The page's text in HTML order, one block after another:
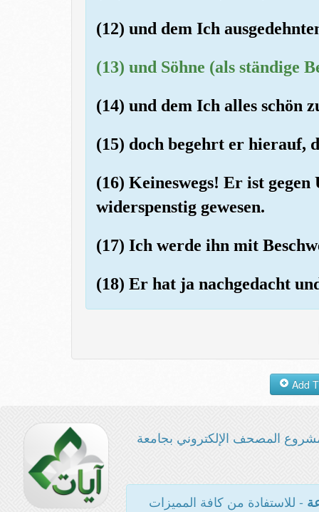
(12) und dem Ich
(13) und Söhne (als ständige
(14) und dem Ich alles schön
(15) doch begehrt er hierauf,
(16) Keineswegs! Er ist
widerspenstig gewesen.
(17) Ich werde ihn mit
(18) Er hat ja nachgedacht
المصحف الإلكتروني بجامعة
- للاستفادة من كافة المميزات